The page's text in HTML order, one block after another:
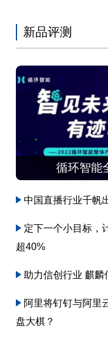
新品评测
循环智能
中国直播行业千帆
定下一个小目标，
超40%
助力信创行业 麒麟
阿里将钉钉与阿里
盘大棋？